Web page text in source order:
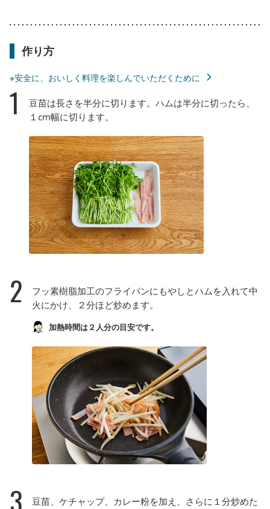
作り方
※安全に、おいしく料理を楽しんでいただくために
1
豆苗は長さを半分に切ります。ハムは半分に切ったら、
１cm幅に切ります。
2
フッ素樹脂加工のフライパンにもやしとハムを入れて中
火にかけ、２分ほど炒めます。
加熱時間は２人分の目安です。
3
豆苗、ケチャップ、カレー粉を加え、さらに１分炒めた